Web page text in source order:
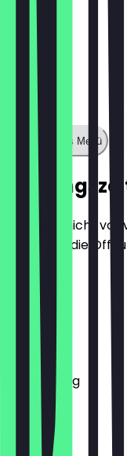
Zeige ganzes Menü
Damit du nicht
halten wir die
Montag
Dienstag
Mittwoch
Donnerstag
Freitag
Samstag
Sonntag